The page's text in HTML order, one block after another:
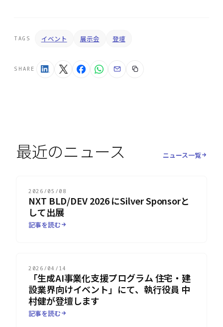
TAGS イベント 展示会 登壇
SHARE
最近のニュース ニュース一覧
2026/05/08
NXT BLD/DEV 2026 にSilver Sponsorと
して出展
記事を読む
2026/04/14
「生成AI事業化支援プログラム 住宅・建
設業界向けイベント」にて、執行役員 中
村健が登壇します
記事を読む